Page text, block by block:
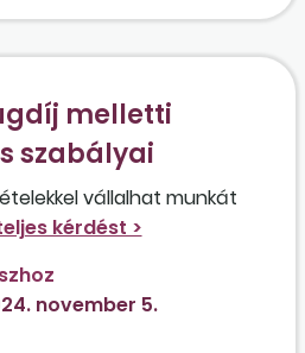
melletti
szabályai
vállalhat munkát
november 5.